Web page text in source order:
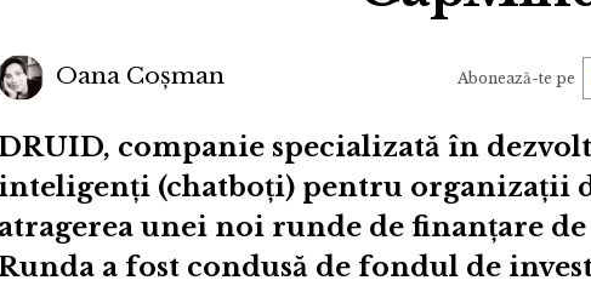
Oana Coșman Abonează-te pe
companie specializată în
inteligenţi (chatboţi) pentru organizaţii
atragerea unei noi runde de finanțare
a fost condusă de fondul de